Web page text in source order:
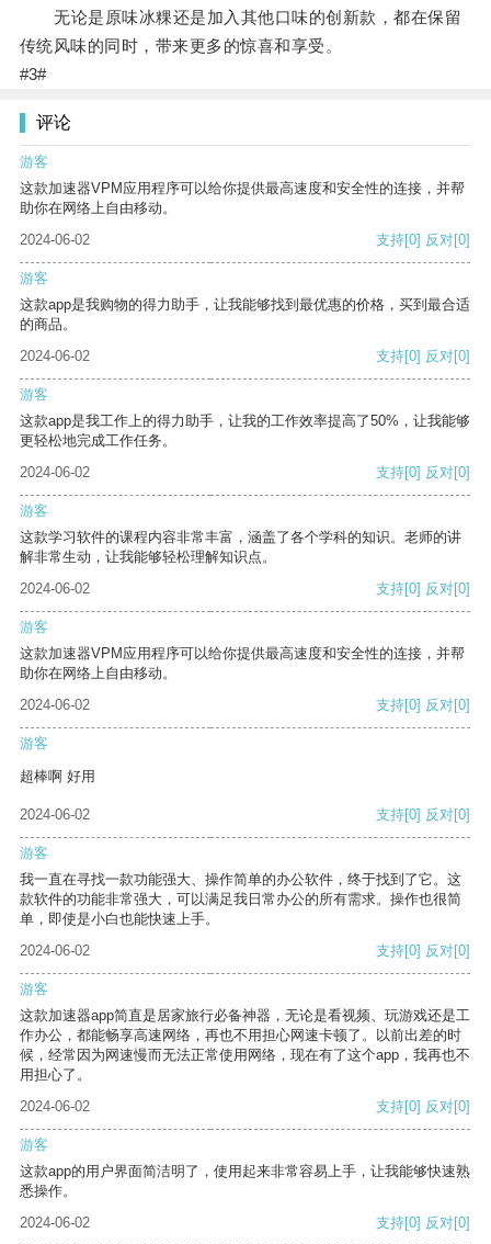
无论是原味冰粿还是加入其他口味的创新款，都在保留
传统风味的同时，带来更多的惊喜和享受。
#3#
评论
游客
这款加速器VPM应用程序可以给你提供最高速度和安全性的连接，并帮
助你在网络上自由移动。
2024-06-02
支持[0] 反对[0]
游客
这款app是我购物的得力助手，让我能够找到最优惠的价格，买到最合适
的商品。
2024-06-02
支持[0] 反对[0]
游客
这款app是我工作上的得力助手，让我的工作效率提高了50%，让我能够
更轻松地完成工作任务。
2024-06-02
支持[0] 反对[0]
游客
这款学习软件的课程内容非常丰富，涵盖了各个学科的知识。老师的讲
解非常生动，让我能够轻松理解知识点。
2024-06-02
支持[0] 反对[0]
游客
这款加速器VPM应用程序可以给你提供最高速度和安全性的连接，并帮
助你在网络上自由移动。
2024-06-02
支持[0] 反对[0]
游客
超棒啊 好用
2024-06-02 支持[0] 反对[0]
游客
我一直在寻找一款功能强大、操作简单的办公软件，终于找到了它。这
款软件的功能非常强大，可以满足我日常办公的所有需求。操作也很简
单，即使是小白也能快速上手。
2024-06-02
支持[0] 反对[0]
游客
这款加速器app简直是居家旅行必备神器，无论是看视频、玩游戏还是工
作办公，都能畅享高速网络，再也不用担心网速卡顿了。以前出差的时
候，经常因为网速慢而无法正常使用网络，现在有了这个app，我再也不
用担心了。
2024-06-02
支持[0] 反对[0]
游客
这款app的用户界面简洁明了，使用起来非常容易上手，让我能够快速熟
悉操作。
2024-06-02
支持[0] 反对[0]